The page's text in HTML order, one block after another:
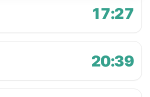
17:27
20:39